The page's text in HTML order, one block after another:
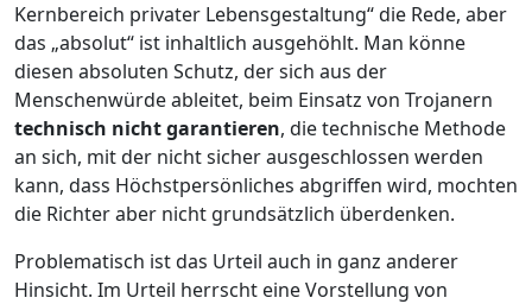
Kernbereich privater Lebensgestaltung“ die Rede, aber
das „absolut“ ist inhaltlich ausgehöhlt. Man könne
diesen absoluten Schutz, der sich aus der
Menschenwürde ableitet, beim Einsatz von Trojanern
technisch nicht garantieren, die technische Methode
an sich, mit der nicht sicher ausgeschlossen werden
kann, dass Höchstpersönliches abgriffen wird, mochten
die Richter aber nicht grundsätzlich überdenken.
Problematisch ist das Urteil auch in ganz anderer
Hinsicht. Im Urteil herrscht eine Vorstellung von